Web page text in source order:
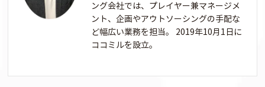
ング会社では、プレイヤー兼マネージメ
ント、企画やアウトソーシングの手配な
ど幅広い業務を担当。 2019年10月1日に
ココミルを設立。